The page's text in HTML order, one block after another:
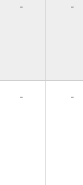
- -
- -